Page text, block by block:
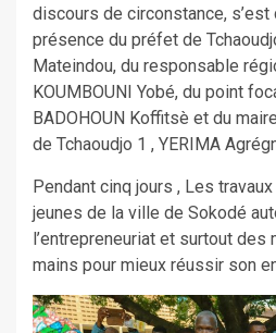
discours de circonstance, s’est
présence du préfet de
Mateindou, du responsable
KOUMBOUNI Yobé, du point
BADOHOUN Koffitsè et du
de Tchaoudjo 1 , YERIMA
Pendant cinq jours , Les
jeunes de la ville de Sokodé
l’entrepreneuriat et surtout des
mains pour mieux réussir son